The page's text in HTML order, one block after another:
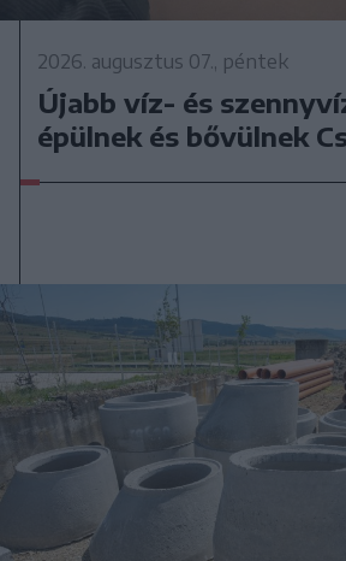
2026. augusztus 07., péntek
Újabb víz- és
épülnek és bővülnek